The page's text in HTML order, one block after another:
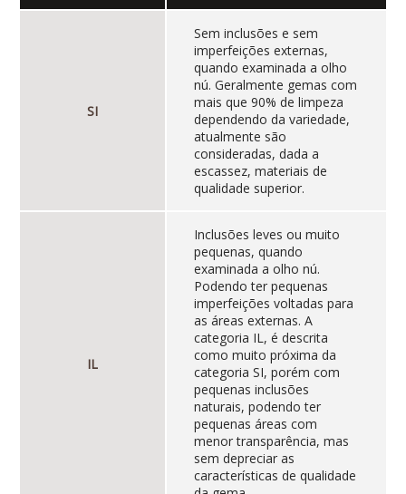
SI
Sem inclusões e sem
imperfeições externas,
quando examinada a olho
nú. Geralmente gemas com
mais que 90% de limpeza
dependendo da variedade,
atualmente são
consideradas, dada a
escassez, materiais de
qualidade superior.
IL
Inclusões leves ou muito
pequenas, quando
examinada a olho nú.
Podendo ter pequenas
imperfeições voltadas para
as áreas externas. A
categoria IL, é descrita
como muito próxima da
categoria SI, porém com
pequenas inclusões
naturais, podendo ter
pequenas áreas com
menor transparência, mas
sem depreciar as
características de qualidade